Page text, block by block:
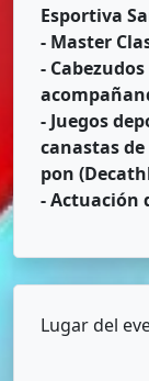
Esportiva
- Master
-
- Juegos
canastas
pon
- Actuación
Lugar del